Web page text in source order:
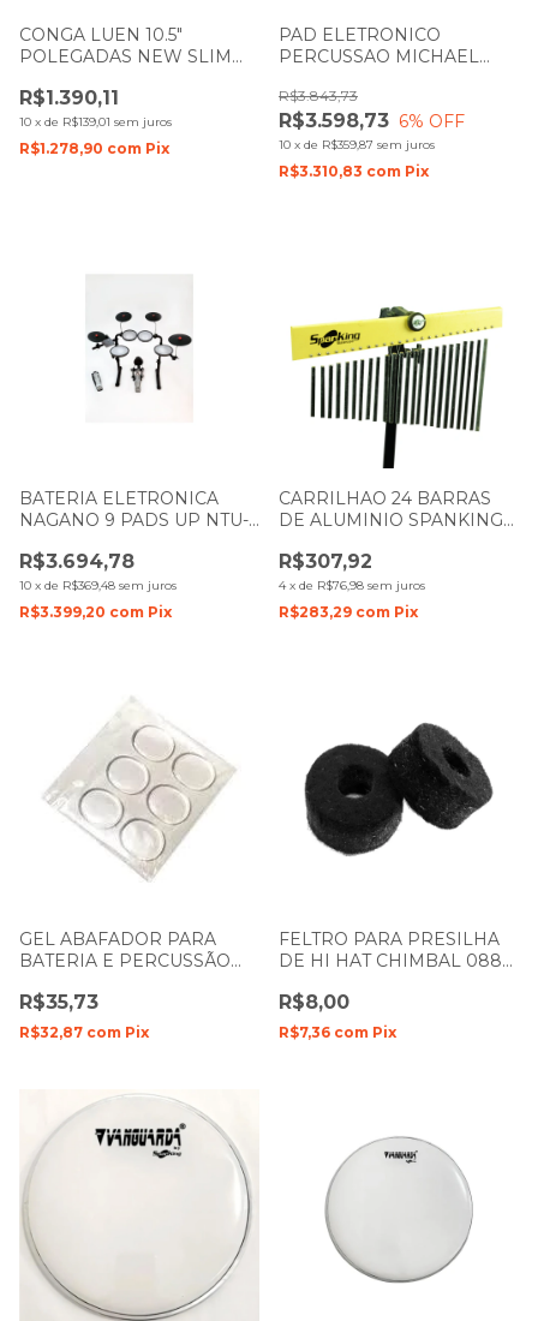
CONGA LUEN 10.5"
POLEGADAS NEW SLIM
CONTROL PRETA
R$1.390,11
10 x de R$139,01 sem juros
R$1.278,90 com Pix
PAD ELETRONICO
PERCUSSAO MICHAEL
R$3.598,73
R$3.843,73
6% OFF
10 x de R$359,87 sem juros
R$3.310,83 com Pix
BATERIA ELETRONICA
NAGANO 9 PADS UP NTU-
R$3.694,78
10 x de R$369,48 sem juros
R$3.399,20 com Pix
CARRILHAO 24 BARRAS
DE ALUMINIO SPANKING
R$307,92
4 x de R$76,98 sem juros
R$283,29 com Pix
GEL ABAFADOR PARA
BATERIA E PERCUSSÃO
R$35,73
R$32,87 com Pix
FELTRO PARA PRESILHA
DE HI HAT CHIMBAL 088
R$8,00
R$7,36 com Pix